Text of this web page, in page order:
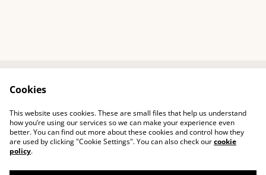
Cookies
Cookies
This website uses cookies. These are small files that help us understand
how you’re using our services so we can make your experience even
better. You can find out more about these cookies and control how they
are used by clicking "Cookie Settings". You can also check ourcookie
policy.